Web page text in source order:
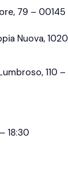
79 – 00145
Nuova,
110
18:30